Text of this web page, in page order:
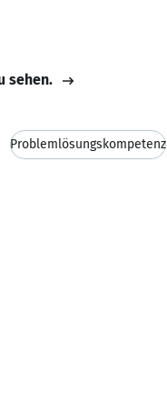
sehen.
Problemlösungskompetenz